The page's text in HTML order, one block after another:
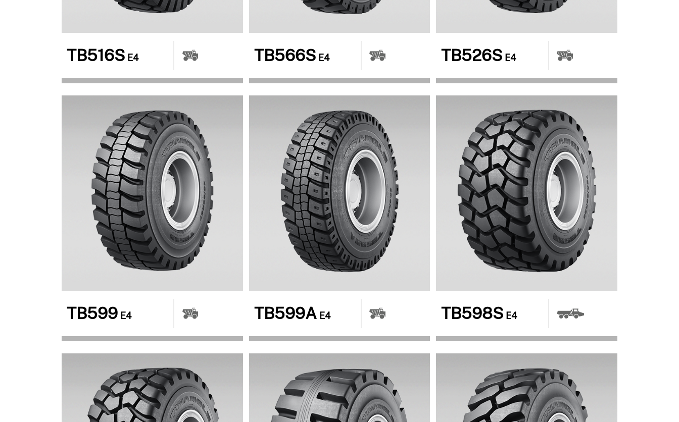
TB516S E4 TB566S E4 TB526S E4
TB599 E4 TB599A E4 TB598S E4